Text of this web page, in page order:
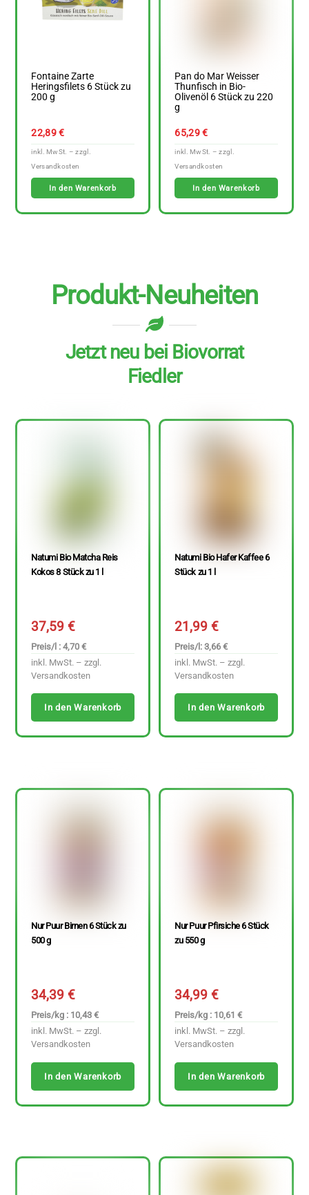
Fontaine Zarte
Heringsfilets 6 Stück zu
200 g
22,89€
In den Warenkorb
Pan do Mar Weisser
Thunfisch in Bio-
Olivenöl 6 Stück zu 220
g
65,29€
In den Warenkorb
Produkt-Neuheiten
Jetzt neu bei Biovorrat
Fiedler
Natumi Bio Matcha Reis
Kokos 8 Stück zu 1 l
37,59€
Preis/l : 4,70 €
inkl. MwSt. – zzgl.
Versandkosten
In den Warenkorb
Natumi Bio Hafer Kaffee 6
Stück zu 1 l
21,99€
Preis/l: 3,66 €
inkl. MwSt. – zzgl.
Versandkosten
In den Warenkorb
Nur Puur Birnen 6 Stück zu
500 g
34,39€
Preis/kg : 10,43 €
inkl. MwSt. – zzgl.
Versandkosten
In den Warenkorb
Nur Puur Pfirsiche 6 Stück
zu 550 g
34,99€
Preis/kg : 10,61 €
inkl. MwSt. – zzgl.
Versandkosten
In den Warenkorb